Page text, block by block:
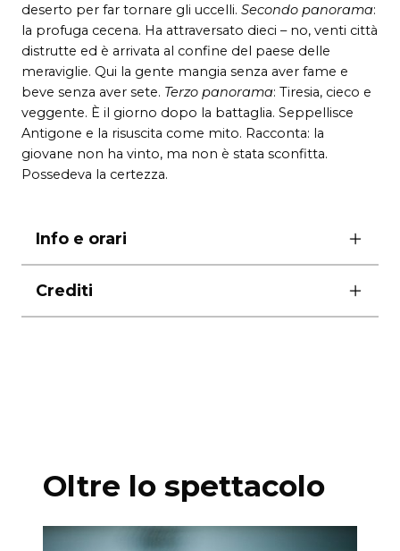
deserto per far tornare gli uccelli. Secondo panorama:
la profuga cecena. Ha attraversato dieci – no, venti città
distrutte ed è arrivata al confine del paese delle
meraviglie. Qui la gente mangia senza aver fame e
beve senza aver sete. Terzo panorama: Tiresia, cieco e
veggente. È il giorno dopo la battaglia. Seppellisce
Antigone e la risuscita come mito. Racconta: la
giovane non ha vinto, ma non è stata sconfitta.
Possedeva la certezza.
Info e orari
ore 20.00
durata 60′
Crediti
Oltre lo spettacolo